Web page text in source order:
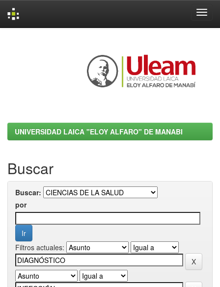
UNIVERSIDAD LAICA "ELOY ALFARO" DE MANABI
Buscar
Buscar:
por
Filtros actuales: